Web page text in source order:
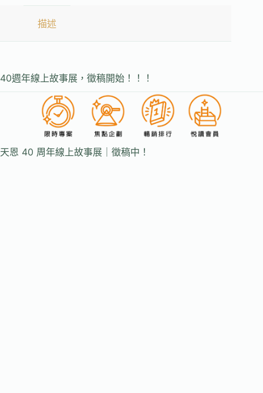
描述
40週年線上故事展，徵稿開始！！！
天恩 40 周年線上故事展｜徵稿中！